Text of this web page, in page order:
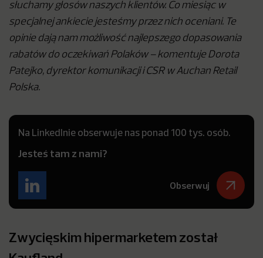
słuchamy głosów naszych klientów. Co miesiąc w
specjalnej ankiecie jesteśmy przez nich oceniani. Te
opinie dają nam możliwość najlepszego dopasowania
rabatów do oczekiwań Polaków – komentuje Dorota
Patejko, dyrektor komunikacji i CSR w Auchan Retail
Polska.
Na LinkedInie obserwuje nas ponad 100 tys. osób.
Jesteś tam z nami?
Obserwuj
Zwycięskim hipermarketem został